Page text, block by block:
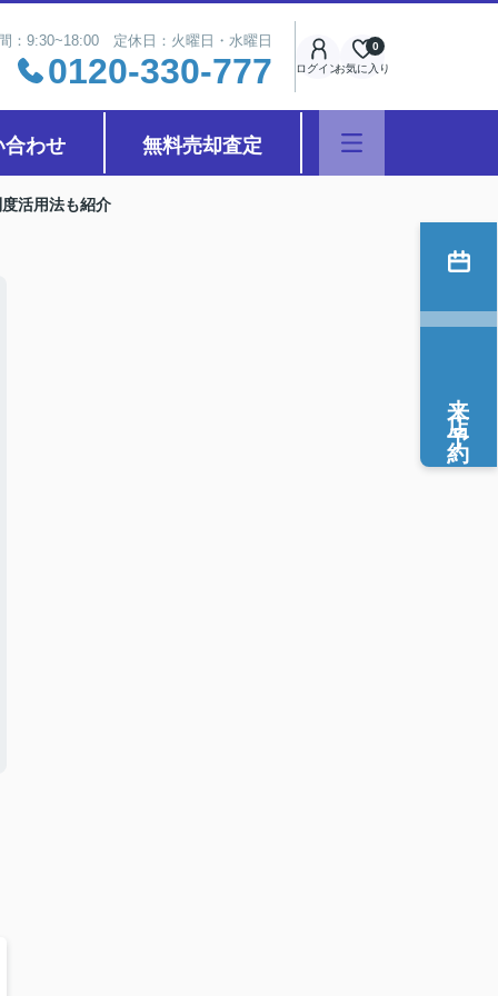
：9:30~18:00 定休日：火曜日・水曜日
0120-330-777 ログインお気に入り
0
合わせ 無料売却査定
活用法も紹介
来店予約